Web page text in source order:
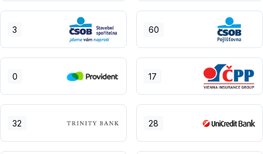
3 60
0 17
32 28